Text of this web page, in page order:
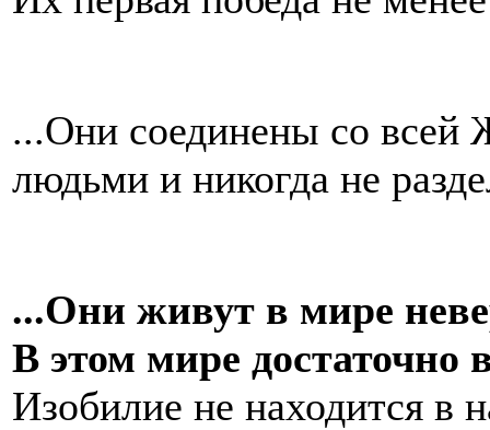
...Они соединены со всей
людьми и никогда не
...Они живут в мире
В этом мире достаточно
Изобилие не находится в